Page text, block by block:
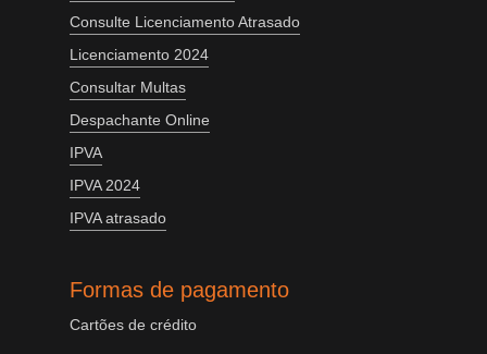
Consulte Licenciamento Atrasado
Licenciamento 2024
Consultar Multas
Despachante Online
IPVA
IPVA 2024
IPVA atrasado
Formas de pagamento
Cartões de crédito